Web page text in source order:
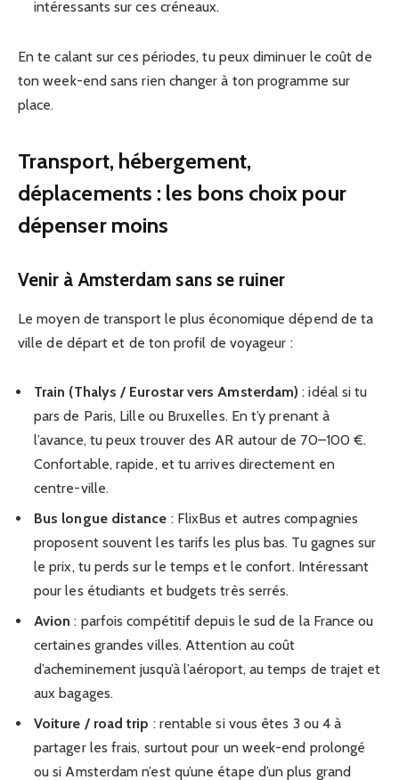
intéressants sur ces créneaux.
En te calant sur ces périodes, tu peux diminuer le coût de
ton week-end sans rien changer à ton programme sur
place.
Transport, hébergement,
déplacements : les bons choix pour
dépenser moins
Venir à Amsterdam sans se ruiner
Le moyen de transport le plus économique dépend de ta
ville de départ et de ton profil de voyageur :
Train (Thalys / Eurostar vers Amsterdam) : idéal si tu
pars de Paris, Lille ou Bruxelles. En t’y prenant à
l’avance, tu peux trouver des AR autour de 70–100 €.
Confortable, rapide, et tu arrives directement en
centre-ville.
Bus longue distance : FlixBus et autres compagnies
proposent souvent les tarifs les plus bas. Tu gagnes sur
le prix, tu perds sur le temps et le confort. Intéressant
pour les étudiants et budgets très serrés.
Avion : parfois compétitif depuis le sud de la France ou
certaines grandes villes. Attention au coût
d’acheminement jusqu’à l’aéroport, au temps de trajet et
aux bagages.
Voiture / road trip : rentable si vous êtes 3 ou 4 à
partager les frais, surtout pour un week-end prolongé
ou si Amsterdam n’est qu’une étape d’un plus grand